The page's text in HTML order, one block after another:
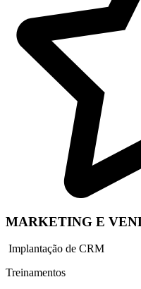
MARKETING E
Implantação de CRM
Treinamentos